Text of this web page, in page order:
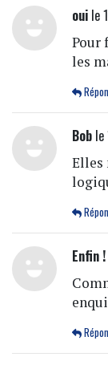
ouile
Pour
les
Boble
Elles
Enfin !